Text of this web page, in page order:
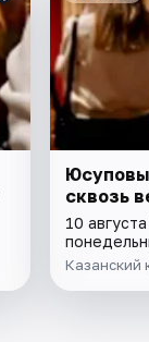
сквозь
10
Казанский